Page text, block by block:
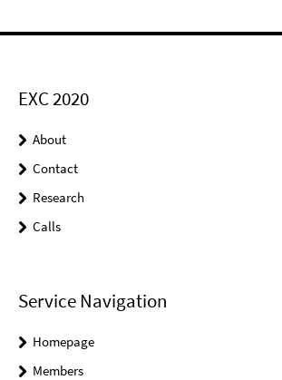
EXC 2020
About
Contact
Research
Calls
Service Navigation
Homepage
Members